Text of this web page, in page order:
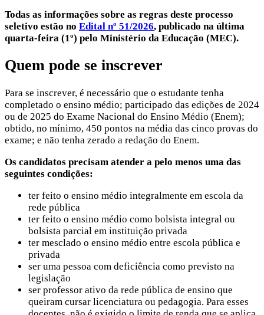
Todas as informações sobre as regras deste processo
seletivo estão no Edital nº 51/2026, publicado na última
quarta-feira (1º) pelo Ministério da Educação (MEC).
Quem pode se inscrever
Para se inscrever, é necessário que o estudante tenha
completado o ensino médio; participado das edições de 2024
ou de 2025 do Exame Nacional do Ensino Médio (Enem);
obtido, no mínimo, 450 pontos na média das cinco provas do
exame; e não tenha zerado a redação do Enem.
Os candidatos precisam atender a pelo menos uma das
seguintes condições:
ter feito o ensino médio integralmente em escola da
rede pública
ter feito o ensino médio como bolsista integral ou
bolsista parcial em instituição privada
ter mesclado o ensino médio entre escola pública e
privada
ser uma pessoa com deficiência como previsto na
legislação
ser professor ativo da rede pública de ensino que
queiram cursar licenciatura ou pedagogia. Para esses